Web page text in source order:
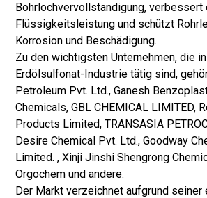
Bohrlochvervollständigung, verbessert
Flüssigkeitsleistung und schützt
Korrosion und Beschädigung.
Zu den wichtigsten Unternehmen, die
Erdölsulfonat-Industrie tätig sind,
Petroleum Pvt. Ltd., Ganesh
Chemicals, GBL CHEMICAL LIMITED,
Products Limited, TRANSASIA
Desire Chemical Pvt. Ltd., Goodway
Limited. , Xinji Jinshi Shengrong
Orgochem und andere.
Der Markt verzeichnet aufgrund seiner